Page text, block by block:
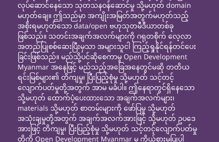
လုပ်ဆောင်နေသော သုတသနဝန်ဆောင်မှု သို့မဟုတ် domain
မဟုတ်ချေ။ ဤသည်မှာ အကျိုးအမြတ်အတွက်မဟုတ်သည့်
အစိုးရမဟုတ်သော data/open ဗဟုသုတမီဒီယာတစ်ခု
ဖြစ်သည်။ သတင်းအချက်အလက်များကို ဂရုတစိုက် လေ့လာ
အတည်ပြုစစ်ဆေးပြီးမှသာ အများသူငါ ကြည့်ရှုနိုင်ရန်တင်ပေး
ခြင်းဖြစ်သည်။ မည်သို့ပင်ဆိုစေကာမူ Open Development
Myanmar အနေဖြင့် မည်သည့်အခြေအနေတွင်မဆို တတိယ
ရင်းမြစ်များ၏ တိကျမှု၊ ပြီးပြည့်စုံမှု သို့မဟုတ် သင့်တင့်
လျောက်ပတ်မှုတို့အတွက် အာမ မခံပါ။ ဤနေရာတွင်ရှိနေသော
သို့မဟုတ် ထောက်ပံ့ပေးထားသော အချက်အလက်များ၊
materials သို့မဟုတ် စာတမ်းများကို ဖော်ပြမှု သို့မဟုတ်
အသုံးချမှုတို့အတွက် အချက်အလက်အားဖြင့် သို့မဟုတ် ဥပဒေ
အားဖြင့် တိကျမှု၊ ပြီးပြည့်စုံမှု သို့မဟုတ် သင့်တင့်လျောက်ပတ်မှု
တို့ကို Open Development Myanmar မှ ကိုယ်စားမပြုပါ